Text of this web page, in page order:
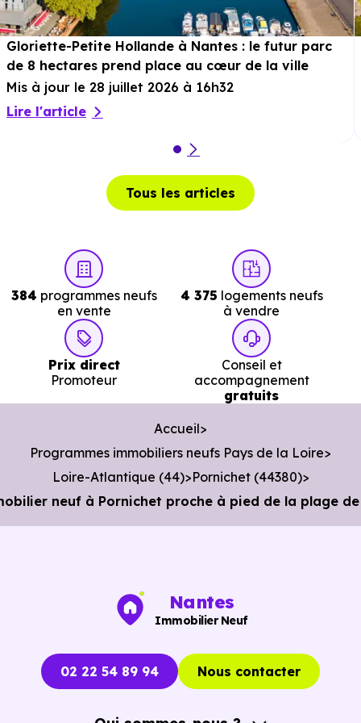
Services :
Police :Commissariat de police de la Baule-
Escoublac à 7 km, soit 10 min en voiture ou à 5.6 km,
soit 1h 07 min à pied.
min en voiture ou à 1.7 km, soit 21 min à pied
Bibliothèque :Médiathèque Jacques Lambert
km, soit 3 min en voiture ou à 354 m, soit 4 min à pied
Gloriette-Petite Hollande à Nantes : le futur parc
de 8 hectares prend place au cœur de la ville
Mis à jour le 28 juillet 2026 à 16h32
Lire l'article
Tous les articles
384 programmes neufs
en vente
4 375 logements neufs
à vendre
Prix direct
Promoteur
Conseil et
accompagnement
gratuits
Accueil
Programmes immobiliers neufs Pays de la Loire
Loire-Atlantique (44) Pornichet (44380)
neuf à Pornichet proche à pied de la plage
Nantes
Immobilier Neuf
02 22 54 89 94 Nous contacter